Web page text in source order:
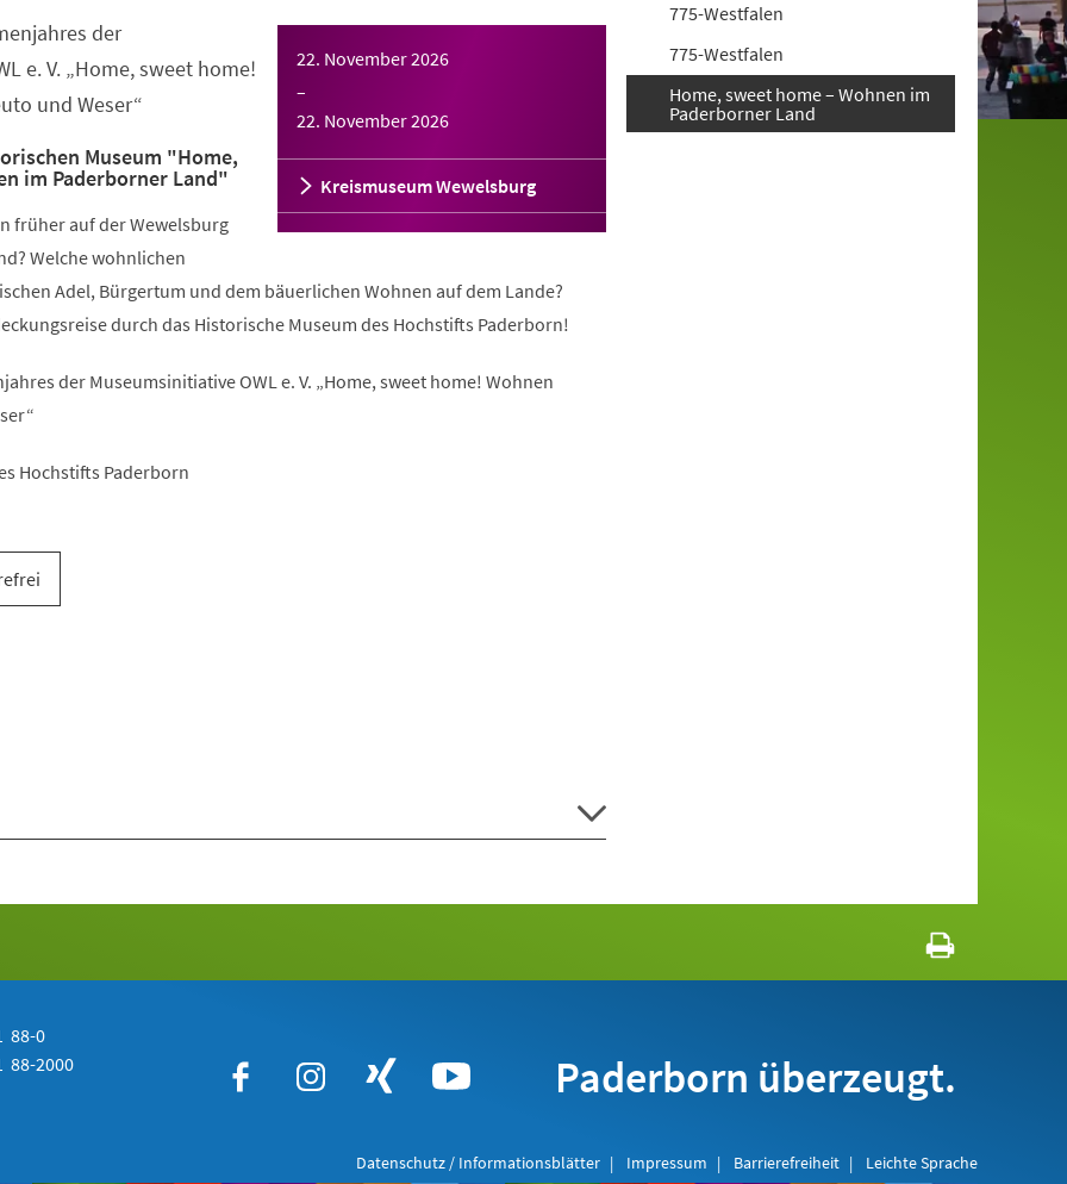
22. November 2026
–
22. November 2026
Kreismuseum Wewelsburg
der
e. V. „Home, sweet home!
und Weser“
Museum "Home,
im Paderborner Land"
früher auf der Wewelsburg
Welche wohnlichen
Adel, Bürgertum und dem bäuerlichen Wohnen auf dem Lande?
durch das Historische Museum des Hochstifts Paderborn!
der Museumsinitiative OWL e. V. „Home, sweet home! Wohnen
Hochstifts Paderborn
775-Westfalen
775-Westfalen
Home, sweet home – Wohnen im
Paderborner Land
88-0
88-2000 Paderborn überzeugt.
Datenschutz / Informationsblätter Impressum Barrierefreiheit Leichte Sprache